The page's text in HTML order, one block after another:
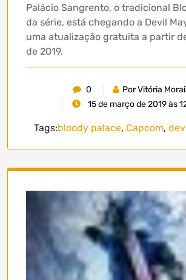
Palácio Sangrento, o tradicional
da série, está chegando a Devil
uma atualização gratuita a partir
de 2019.
0
Por Vitória
15 de março de 2019 às
Tags:bloody palace, Capcom,